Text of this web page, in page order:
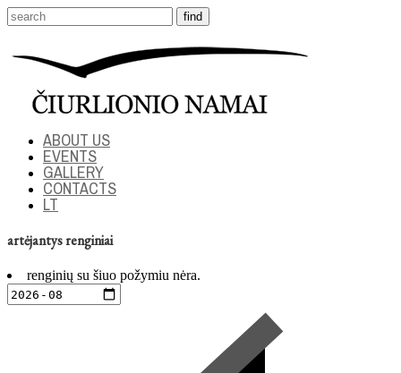
ABOUT US
EVENTS
GALLERY
CONTACTS
LT
artėjantys renginiai
renginių su šiuo požymiu nėra.